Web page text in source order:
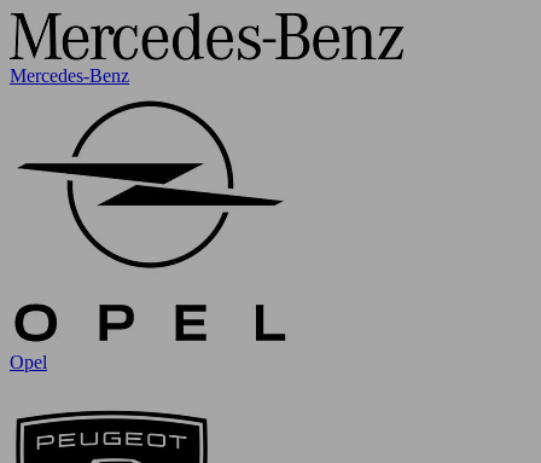
Mercedes-Benz
Opel